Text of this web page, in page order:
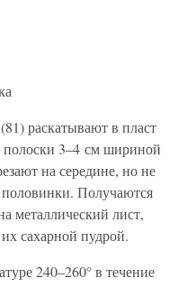
раскатывают в пласт
3–4 см шириной
на середине, но не
Получаются
металлический лист,
сахарной пудрой.
240–260° в течение